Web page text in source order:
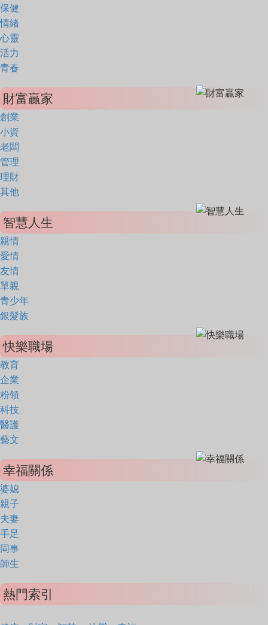
保健
情緒
心靈
活力
青春
財富贏家
創業
小資
老闆
管理
理財
其他
智慧人生
親情
愛情
友情
單親
青少年
銀髮族
快樂職場
教育
企業
粉領
科技
醫護
藝文
幸福關係
婆媳
親子
夫妻
手足
同事
師生
熱門索引